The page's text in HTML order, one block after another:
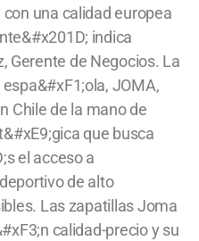
una calidad europea
indica
Gerente de Negocios. La
JOMA,
Chile de la mano de
que busca
el acceso a
de alto
Las zapatillas Joma
calidad-precio y su